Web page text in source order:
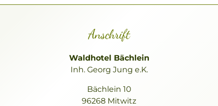
Anschrift
Waldhotel Bächlein
Inh. Georg Jung e.K.
Bächlein 10
96268 Mitwitz